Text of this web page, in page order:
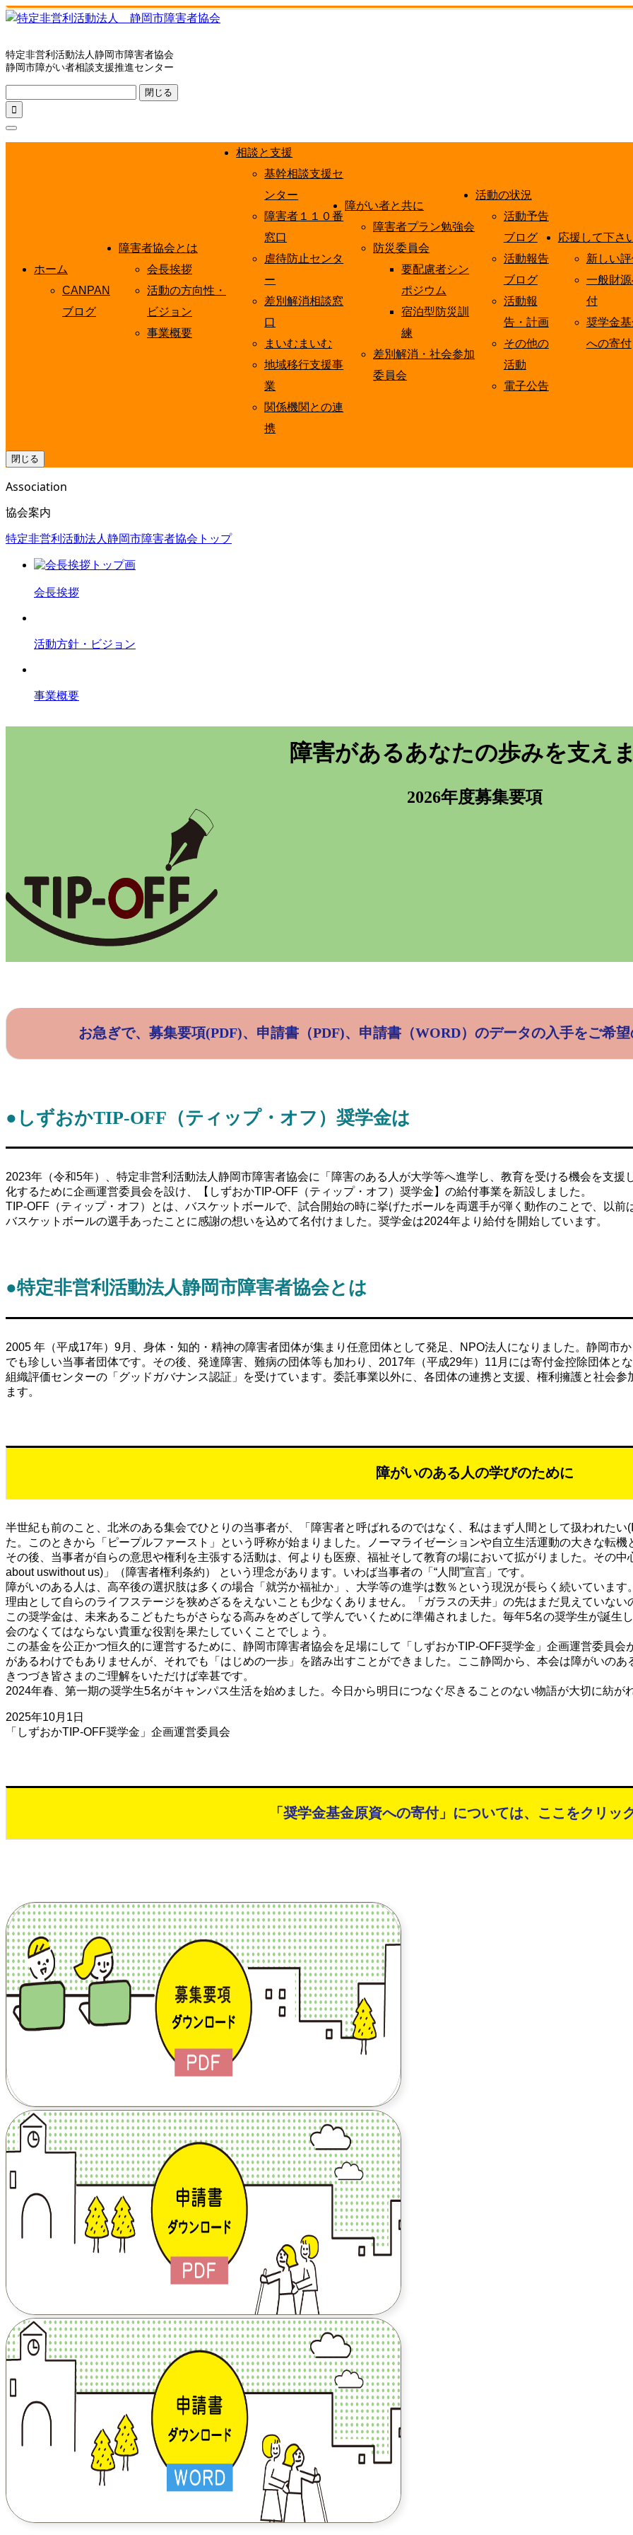
特定非営利活動法人静岡市障害者協会
静岡市障がい者相談支援推進センター
閉じる

ホーム
CANPAN
ブログ
障害者協会とは
会長挨拶
活動の方向性・
ビジョン
事業概要
相談と支援
基幹相談支援セ
ンター
障害者１１０番
窓口
虐待防止センタ
ー
差別解消相談窓
口
まいむまいむ
地域移行支援事
業
関係機関との連
携
障がい者と共に
障害者プラン勉強会
防災委員会
要配慮者シン
ポジウム
宿泊型防災訓
練
差別解消・社会参加
委員会
活動の状況
活動予告
ブログ
活動報告
ブログ
活動報
告・計画
その他の
活動
電子公告
応援して下さ
新しい
一般財
付
奨学金
への寄付
閉じる
Association
協会案内
特定非営利活動法人静岡市障害者協会トップ
会長挨拶
活動方針・ビジョン
事業概要
障害があるあなたの歩みを支え
2026年度募集要項
お急ぎで、募集要項(PDF)、 申請書（PDF)、申請書（WORD）のデータの入手をご希
●しずおかTIP-OFF （ティップ・オフ）奨学金は
2023年（令和5年）、特定非営利活動法人静岡市障害者協会に「障害のある人が大学等へ進学し、教育を受ける機会を支
化するために企画運営委員会を設け、【しずおかTIP-OFF（ティップ・オフ）奨学金】の給付事業を新設しました。
TIP-OFF（ティップ・オフ）とは、バスケットボールで、試合開始の時に挙げたボールを両選手が弾く動作のことで、以
バスケットボールの選手あったことに感謝の想いを込めて名付けました。奨学金は2024年より給付を開始しています。
●特定非営利活動法人静岡市障害者協会とは
2005 年（平成17年）9月、身体・知的・精神の障害者団体が集まり任意団体として発足、NPO法人になりました。静岡市
でも珍しい当事者団体です。その後、発達障害、難病の団体等も加わり、2017年（平成29年）11月には寄付金控除団体と
組織評価センターの「グッドガバナンス認証」を受けています。委託事業以外に、各団体の連携と支援、権利擁護と社会
ます。
障がいのある人の学びのために
半世紀も前のこと、北米のある集会でひとりの当事者が、「障害者と呼ばれるのではなく、私はまず人間として扱われた
た。このときから「ピープルファースト」という呼称が始まりました。ノーマライゼーションや自立生活運動の大きな転機
その後、当事者が自らの意思や権利を主張する活動は、何よりも医療、福祉そして教育の場において拡がりました。その
about uswithout us)」（障害者権利条約） という理念があります。いわば当事者の「“人間”宣言」です。
障がいのある人は、高卒後の選択肢は多くの場合「就労か福祉か」、大学等の進学は数％という現況が長らく続いていま
理由として自らのライフステージを狭めざるをえないことも少なくありません。「ガラスの天井」の先はまだ見えていない
この奨学金は、未来あるこどもたちがさらなる高みをめざして学んでいくために準備されました。毎年5名の奨学生が誕生
会のなくてはならない貴重な役割を果たしていくことでしょう。
この基金を公正かつ恒久的に運営するために、静岡市障害者協会を足場にして「しずおかTIP-OFF奨学金」企画運営委員
があるわけでもありませんが、それでも「はじめの一歩」を踏み出すことができました。ここ静岡から、本会は障がいの
きつづき皆さまのご理解をいただけば幸甚です。
2024年春、第一期の奨学生5名がキャンパス生活を始めました。今日から明日につなぐ尽きることのない物語が大切に紡が
2025年10月1日
「しずおかTIP-OFF奨学金」企画運営委員会
「奨学金基金原資への寄付」 については、 ここをクリッ